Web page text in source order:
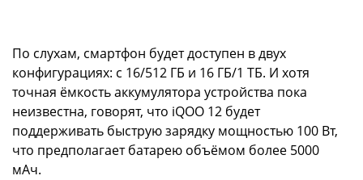
По слухам, смартфон будет доступен в двух
конфигурациях: с 16/512 ГБ и 16 ГБ/1 ТБ. И хотя
точная ёмкость аккумулятора устройства пока
неизвестна, говорят, что iQOO 12 будет
поддерживать быструю зарядку мощностью 100 Вт,
что предполагает батарею объёмом более 5000
мАч.